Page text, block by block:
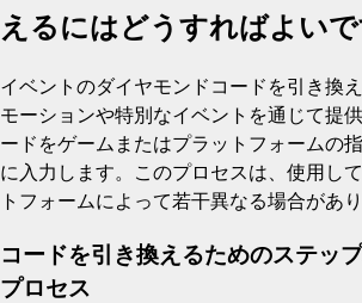
えるにはどうすればよいで
イベントのダイヤモンドコードを引き換
モーションや特別なイベントを通じて提
ードをゲームまたはプラットフォームの
に入力します。このプロセスは、使用し
トフォームによって若干異なる場合があり
コードを引き換えるためのステッ
プロセス